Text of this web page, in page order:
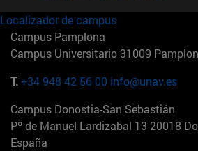
Localizador de campus
Campus Pamplona
Campus Universitario 31009
T.+34 948 42 56 00 info@unav.es
Campus Donostia-San Sebastián
Pº de Manuel Lardizabal 13 20018
España